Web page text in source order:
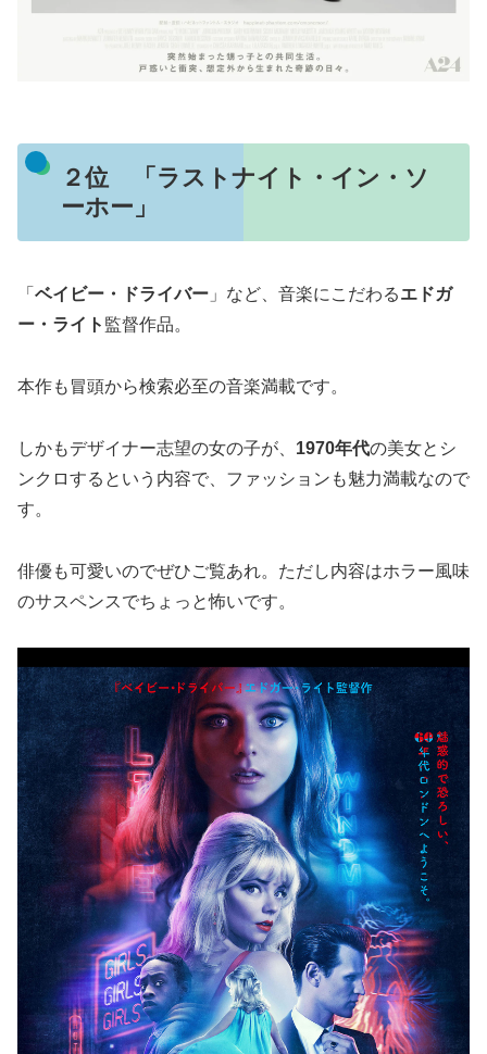
２位 「ラストナイト・イン・ソ
ーホー」
「 ベイビー・ドライバー 」など、音楽にこだわるエドガ
ー・ライト 監督作品。
本作も冒頭から検索必至の音楽満載です。
しかもデザイナー志望の女の子が、 1970年代の美女とシ
ンクロするという内容で、ファッションも魅力満載なので
す。
俳優も可愛いのでぜひご覧あれ。ただし内容はホラー風味
のサスペンスでちょっと怖いです。